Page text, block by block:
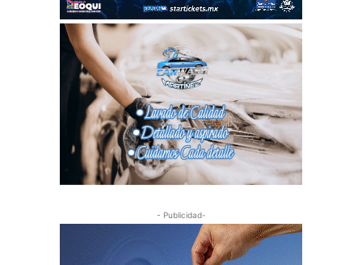
- Publicidad-